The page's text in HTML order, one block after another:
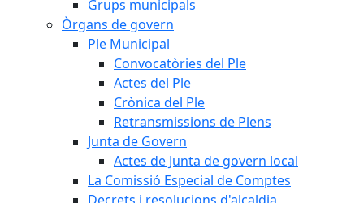
Grups municipals
Òrgans de govern
Ple Municipal
Convocatòries del Ple
Actes del Ple
Crònica del Ple
Retransmissions de Plens
Junta de Govern
Actes de Junta de govern local
La Comissió Especial de Comptes